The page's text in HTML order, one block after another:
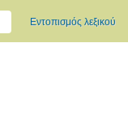
Εντοπισμός λεξικού